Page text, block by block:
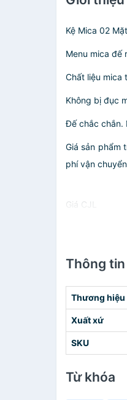
Kệ Mica 02
Menu mica đế
Chất liệu mica
Không bị đục
Đế chắc chắn.
Giá sản phẩm
phí vận
Giá CJL
Thông
Thương hiệu
Xuất xứ
SKU
Từ khóa